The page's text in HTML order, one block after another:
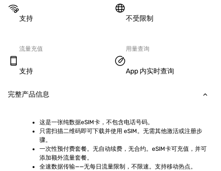
支持 不受限制
流量充值
支持
用量查询
App 内实时查询
完整产品信息
这是一张纯数据eSIM卡，不包含电话号码。
只需扫描二维码即可下载并使用 eSIM。无需其他激活或注册步
骤。
一次性预付费套餐。无自动续费，无合约。eSIM卡可充值，并可
添加额外流量套餐。
全速数据传输——无每日流量限制，不限速。支持移动热点。